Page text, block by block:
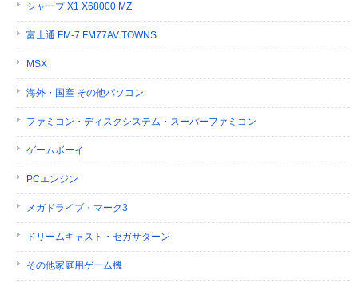
シャープ X1 X68000 MZ
富士通 FM-7 FM77AV TOWNS
MSX
海外・国産 その他パソコン
ファミコン・ディスクシステム・スーパーファミコン
ゲームボーイ
PCエンジン
メガドライブ・マーク3
ドリームキャスト・セガサターン
その他家庭用ゲーム機